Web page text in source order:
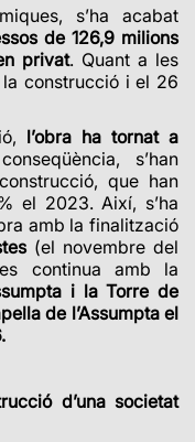
s’ha acabat
de 126,9 milions
privat. Quant a les
la construcció i el 26
l’obra ha tornat a
s’han
que han
el 2023. Així, s’ha
amb la finalització
(el novembre del
continua amb la
i la Torre de
de l’Assumpta el
d’una societat